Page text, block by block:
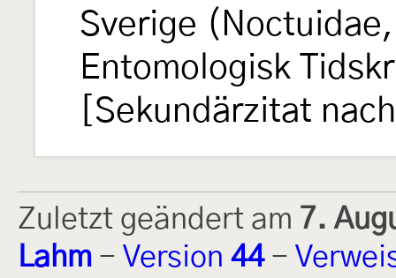
Sverige
Entomologisk
[Sekundärzitat
Zuletzt geändert am 7.
Lahm - Version 44-